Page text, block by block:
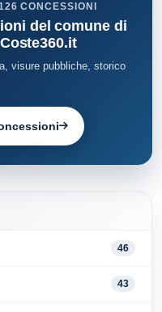
46
43
CONCESSIONI
del comune di
visure pubbliche, storico